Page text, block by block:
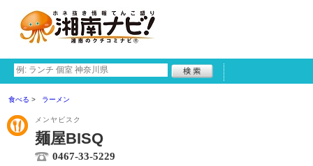
食べる ラーメン
メンヤビスク
麺屋BISQ
0467-33-5229